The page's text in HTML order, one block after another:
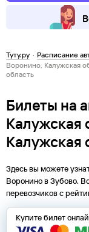
Туту.ру · Расписание
Воронино, Калужская
область
Билеты на
Калужская
Калужская
Здесь вы можете
ВорониновЗубово.
перевозчиков с
Купите билет